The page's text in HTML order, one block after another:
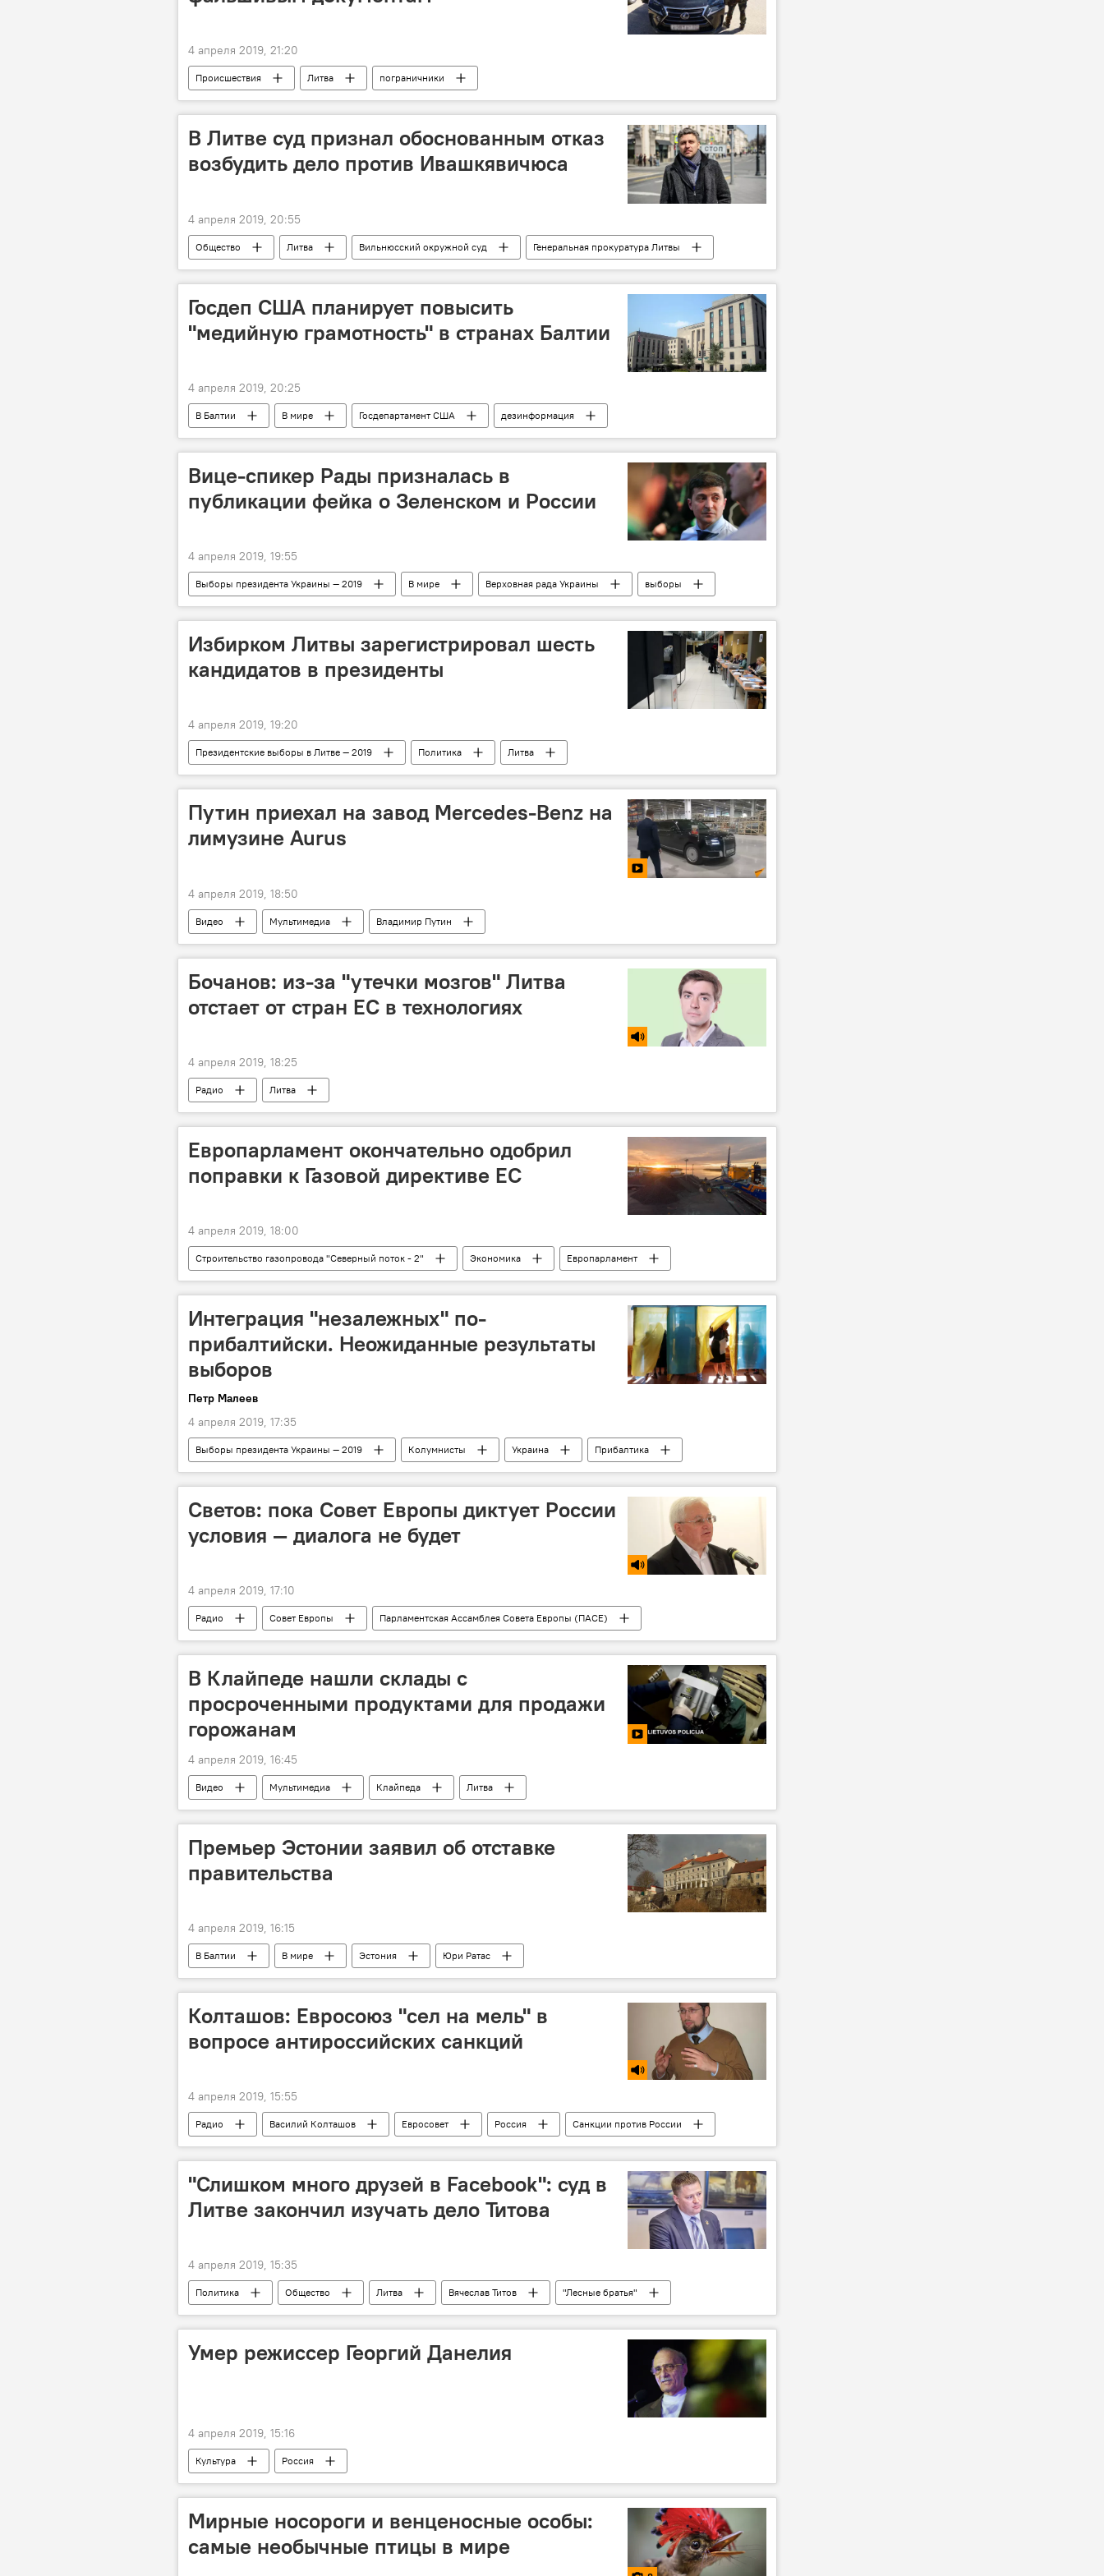
4 апреля 2019, 21:20
Происшествия Литва пограничники
В Литве суд признал обоснованным отказ
возбудить дело против Ивашкявичюса
4 апреля 2019, 20:55
Общество Литва Вильнюсский окружной суд
Генеральная прокуратура Литвы
Марюс Ивашкявичюс
"литовские партизаны"
Госдеп США планирует повысить
"медийную грамотность" в странах Балтии
4 апреля 2019, 20:25
В Балтии В мире Госдепартамент США
дезинформация
медийное пространство
Вице-спикер Рады призналась в
публикации фейка о Зеленском и России
4 апреля 2019, 19:55
Выборы президента Украины — 2019 В мире Верховная рада Украины выборы
Избирком Литвы зарегистрировал шесть
кандидатов в президенты
4 апреля 2019, 19:20
Президентские выборы в Литве — 2019 Политика
Литва
выборы президента Литвы в 2019 году
Путин приехал на завод Mercedes-Benz на
лимузине Aurus
4 апреля 2019, 18:50
Видео Мультимедиа Владимир Путин
Бочанов: из-за "утечки мозгов" Литва
отстает от стран ЕС в технологиях
4 апреля 2019, 18:25
Радио Литва
Европарламент окончательно одобрил
поправки к Газовой директиве ЕС
4 апреля 2019, 18:00
Строительство газопровода "Северный поток - 2" Экономика
Европарламент
"Северный поток – 2"
Энергетика. LIVE
Интеграция "незалежных" по-
прибалтийски. Неожиданные результаты
выборов
Петр Малеев
4 апреля 2019, 17:35
Выборы президента Украины — 2019 Колумнисты Украина
Прибалтика
Литва
Латвия Эстония
Светов: пока Совет Европы диктует России
условия — диалога не будет
4 апреля 2019, 17:10
Радио Совет Европы Парламентская Ассамблея Совета Европы (ПАСЕ)
В Клайпеде нашли склады с
просроченными продуктами для продажи
горожанам
4 апреля 2019, 16:45
Видео Мультимедиа Клайпеда Литва
Премьер Эстонии заявил об отставке
правительства
4 апреля 2019, 16:15
В Балтии В мире Эстония Юри Ратас
Колташов: Евросоюз "сел на мель" в
вопросе антироссийских санкций
4 апреля 2019, 15:55
Радио Василий Колташов Евросовет Россия Санкции против России
"Слишком много друзей в Facebook": суд в
Литве закончил изучать дело Титова
4 апреля 2019, 15:35
Политика Общество Литва Вячеслав Титов
"Лесные братья"
Скандал вокруг депутата Клайпеды Вячеслава Титова
Умер режиссер Георгий Данелия
4 апреля 2019, 15:16
Культура Россия
Мирные носороги и венценосные особы:
самые необычные птицы в мире